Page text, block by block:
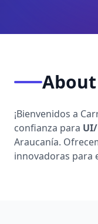
¡Bienvenidos a
confianza para
Araucanía.
innovadoras para